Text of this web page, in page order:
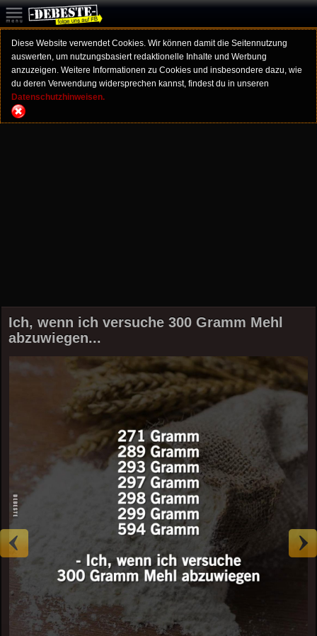
Diese Website verwendet Cookies. Wir können damit die Seitennutzung
auswerten, um nutzungsbasiert redaktionelle Inhalte und Werbung
anzuzeigen. Weitere Informationen zu Cookies und insbesondere dazu, wie
du deren Verwendung widersprechen kannst, findest du in unseren
Datenschutzhinweisen.
Ich, wenn ich versuche 300 Gramm Mehl
abzuwiegen...